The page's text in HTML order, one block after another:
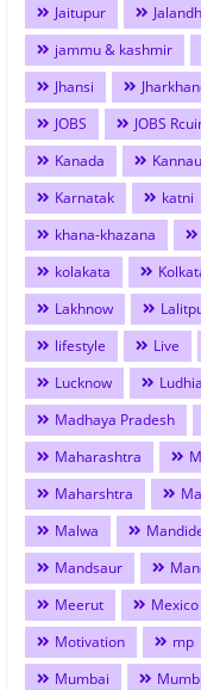
Jaitupur
jammu & kashmir
Jhansi
JOBS
JOBS
Kanada
Karnatak
katni
khana-khazana
kolakata
Lakhnow
lifestyle
Live
Lucknow
Madhaya Pradesh
Maharashtra
Maharshtra
Malwa
Mandsaur
Meerut
Mexico
Motivation
mp
Mumbai
Mumbi